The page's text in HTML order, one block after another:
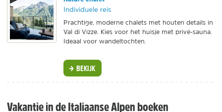
Individuele reis
Prachtige, moderne chalets met houten details in
Val di Vizze. Kies voor het huisje met privé-sauna.
Ideaal voor wandeltochten.
BEKIJK
Vakantie in de Italiaanse Alpen boeken